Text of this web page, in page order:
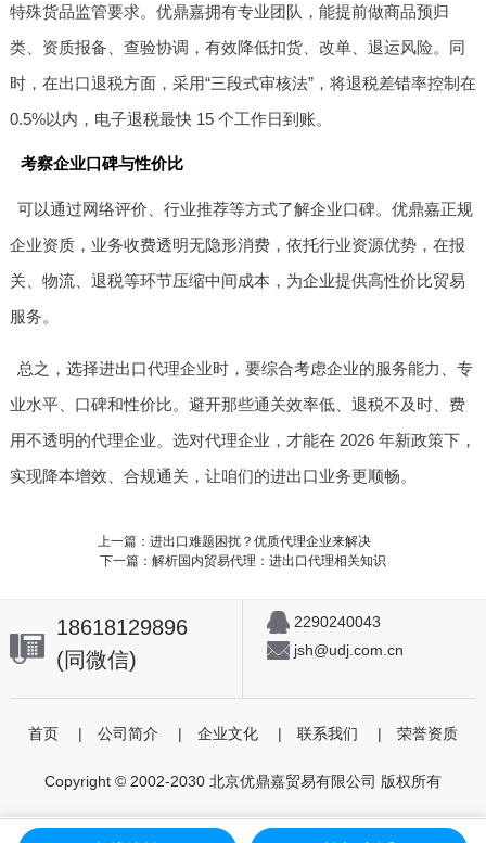
特殊货品监管要求。优鼎嘉拥有专业团队，能提前做商品预归
类、资质报备、查验协调，有效降低扣货、改单、退运风险。同
时，在出口退税方面，采用“三段式审核法”，将退税差错率控制在
0.5%以内，电子退税最快 15 个工作日到账。
考察企业口碑与性价比
可以通过网络评价、行业推荐等方式了解企业口碑。优鼎嘉正规
企业资质，业务收费透明无隐形消费，依托行业资源优势，在报
关、物流、退税等环节压缩中间成本，为企业提供高性价比贸易
服务。
总之，选择进出口代理企业时，要综合考虑企业的服务能力、专
业水平、口碑和性价比。避开那些通关效率低、退税不及时、费
用不透明的代理企业。选对代理企业，才能在 2026 年新政策下，
实现降本增效、合规通关，让咱们的进出口业务更顺畅。
上一篇：进出口难题困扰？优质代理企业来解决
下一篇：解析国内贸易代理：进出口代理相关知识
18618129896
(同微信)
2290240043
jsh@udj.com.cn
首页 | 公司简介 | 企业文化 | 联系我们 | 荣誉资质
Copyright © 2002-2030 北京优鼎嘉贸易有限公司 版权所有